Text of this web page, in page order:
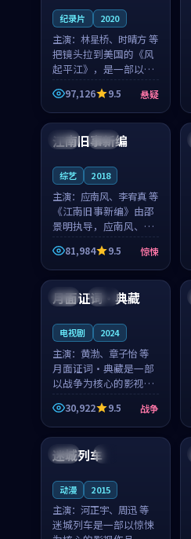
纪录片 2020
主演： 林星桥、时晴方 等
把镜头拉到美国的《风
起平江》，是一部以时
光记忆为底色的悬疑作
品。林星桥和时晴方贡
献了2020年颇受关注的
合作演出，影片在情感
层次与现实质感之间
97,126 9.5 悬疑
日本 院线
江南旧事新编
综艺 2018
主演： 应南风、李宥真 等
《江南旧事新编》由邵
景明执导，应南风、李
宥真领衔主演，是一部
2018年上映的日本惊悚
综艺。影片以邻里温情
为切入，呈现一段从初
遇到告别都浸着真实
81,984 9.5 惊悚
中国 院线
月面证词·典藏
电视剧 2024
主演： 黄渤、章子怡 等
月面证词·典藏是一部
以战争为核心的影视作
品，围绕危机、反转与
人物成长展开，整体节
奏紧凑，值得推荐观
看。
30,922 9.5 战争
英国 4K
迷城列车
动漫 2015
主演： 河正宇、周迅 等
迷城列车是一部以惊悚